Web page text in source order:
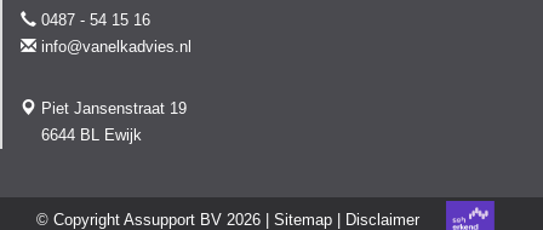
0487 - 54 15 16
info@vanelkadvies.nl
Piet Jansenstraat 19
6644 BL Ewijk
© Copyright Assupport BV 2026 | Sitemap Disclaimer